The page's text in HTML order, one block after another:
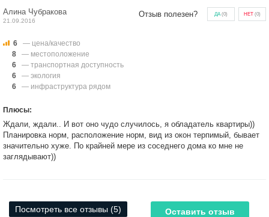
Алина Чубракова
21.09.2016
Отзыв полезен? ДА(0) НЕТ (0)
6
— цена/качество
8
— местоположение
6
— транспортная доступность
6
— экология
6
— инфраструктура рядом
Плюсы:
Ждали, ждали.. И вот оно чудо случилось, я обладатель квартиры))
Планировка норм, расположение норм, вид из окон терпимый, бывает
значительно хуже. По крайней мере из соседнего дома ко мне не
заглядывают))
Посмотреть все отзывы (5) Оставить отзыв